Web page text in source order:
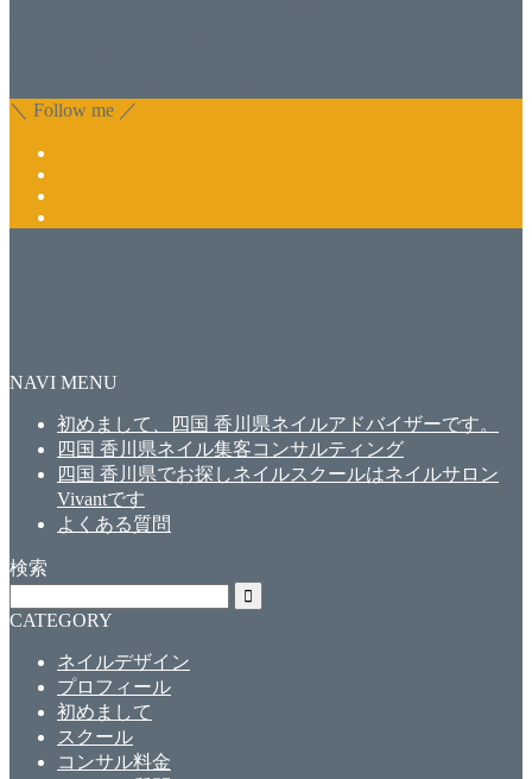
＼ Follow me ／
NAVI MENU
初めまして、四国 香川県ネイルアドバイザーです。
四国 香川県ネイル集客コンサルティング
四国 香川県でお探しネイルスクールはネイルサロン
Vivantです
よくある質問
検索
CATEGORY
ネイルデザイン
プロフィール
初めまして
スクール
コンサル料金